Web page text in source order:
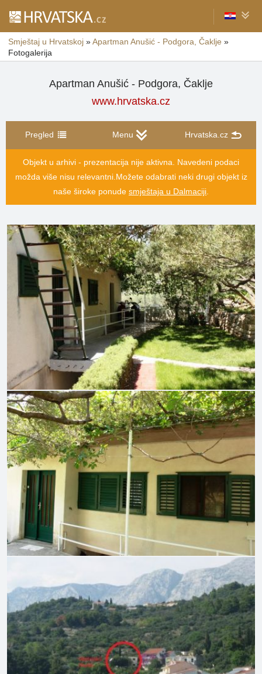
Smještaj u Hrvatskoj »Apartman Anušić - Podgora, Čaklje »
Fotogalerija
Apartman Anušić - Podgora, Čaklje
www.hrvatska.cz
Pregled Menu Hrvatska.cz
Objekt u arhivi - prezentacija nije aktivna. Navedeni podaci
možda više nisu relevantni. Možete odabrati neki drugi objekt iz
naše široke ponude smještaja u Dalmaciji